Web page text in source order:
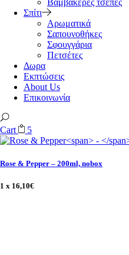
Βαμβακερές τσέπες
Σπίτι
Αρωματικά
Σαπουνοθήκες
Σφουγγάρια
Πετσέτες
Δωρα
Εκπτώσεις
About Us
Επικοινωνία
Cart 5
Rose & Pepper – 200ml, nobox
1 x 16,10€